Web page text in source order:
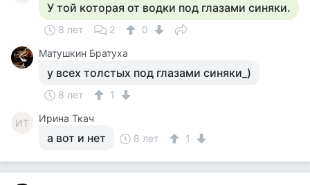
У той которая от водки под глазами синяки.
8 лет 2
0
Матушкин Братуха
у всех толстых под глазами синяки_)
8 лет 1
ИТ Ирина Ткач
а вот и нет 8 лет 1